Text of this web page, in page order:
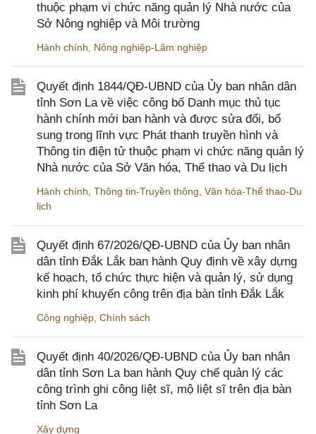
thuộc phạm vi chức năng quản lý Nhà nước của
Sở Nông nghiệp và Môi trường
Hành chính Nông nghiệp-Lâm nghiệp
Quyết định 1844/QĐ-UBND của Ủy ban nhân dân
tỉnh Sơn La về việc công bố Danh mục thủ tục
hành chính mới ban hành và được sửa đổi, bổ
sung trong lĩnh vực Phát thanh truyền hình và
Thông tin điện tử thuộc phạm vi chức năng quản lý
Nhà nước của Sở Văn hóa, Thể thao và Du lịch
Hành chính Thông tin-Truyền thông Văn hóa-Thể thao-Du
lịch
Quyết định 67/2026/QĐ-UBND của Ủy ban nhân
dân tỉnh Đắk Lắk ban hành Quy định về xây dựng
kế hoạch, tổ chức thực hiện và quản lý, sử dụng
kinh phí khuyến công trên địa bàn tỉnh Đắk Lắk
Công nghiệp Chính sách
Quyết định 40/2026/QĐ-UBND của Ủy ban nhân
dân tỉnh Sơn La ban hành Quy chế quản lý các
công trình ghi công liệt sĩ, mộ liệt sĩ trên địa bàn
tỉnh Sơn La
Xây dựng